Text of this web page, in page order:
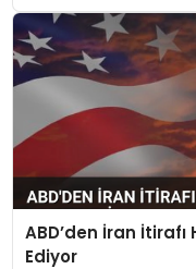
ABD’den İran
Ediyor